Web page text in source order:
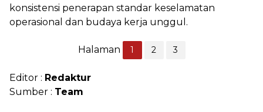
konsistensi penerapan standar keselamatan
operasional dan budaya kerja unggul.
Halaman 1 2 3
Editor : Redaktur
Sumber : Team